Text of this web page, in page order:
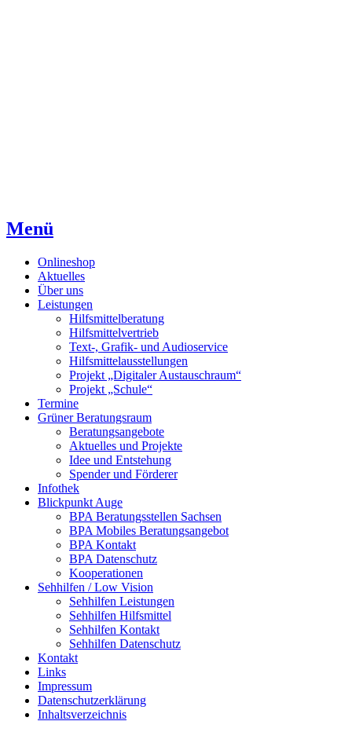
Menü
Onlineshop
Aktuelles
Über uns
Leistungen
Hilfsmittelberatung
Hilfsmittelvertrieb
Text-, Grafik- und Audioservice
Hilfsmittelausstellungen
Projekt „Digitaler Austauschraum“
Projekt „Schule“
Termine
Grüner Beratungsraum
Beratungsangebote
Aktuelles und Projekte
Idee und Entstehung
Spender und Förderer
Infothek
Blickpunkt Auge
BPA Beratungsstellen Sachsen
BPA Mobiles Beratungsangebot
BPA Kontakt
BPA Datenschutz
Kooperationen
Sehhilfen / Low Vision
Sehhilfen Leistungen
Sehhilfen Hilfsmittel
Sehhilfen Kontakt
Sehhilfen Datenschutz
Kontakt
Links
Impressum
Datenschutzerklärung
Inhaltsverzeichnis